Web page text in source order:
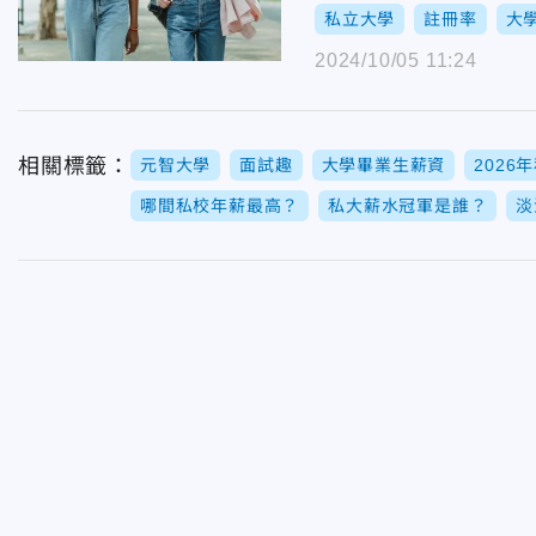
私立大學 註冊率 大
2024/10/05 11:24
相關標籤： 元智大學 面試趣 大學畢業生薪資 2026
哪間私校年薪最高？ 私大薪水冠軍是誰？